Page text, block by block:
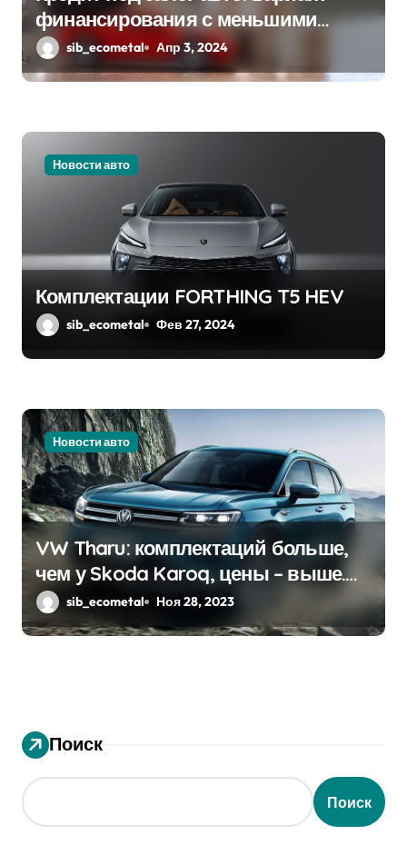
п
и
я
м
финансирования с меньшими
рисками
sib_ecometal Апр 3, 2024
Новости авто
Комплектации FORTHING T5 HEV
sib_ecometal Фев 27, 2024
Новости авто
VW Tharu: комплектаций больше,
чем у Skoda Karoq, цены – выше.
Оба кросса пропишутся в России
sib_ecometal Ноя 28, 2023
Поиск
Поиск